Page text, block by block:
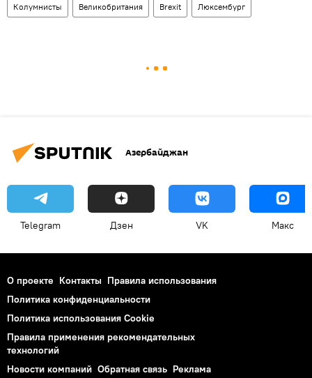
Колумнисты Великобритания Brexit Люксембург
Азербайджан
Telegram Дзен VK Макс
О проекте Контакты Правила использования
Политика конфиденциальности
Политика использования Cookie
Правила применения рекомендательных
технологий
Новости компаний Обратная связь Реклама